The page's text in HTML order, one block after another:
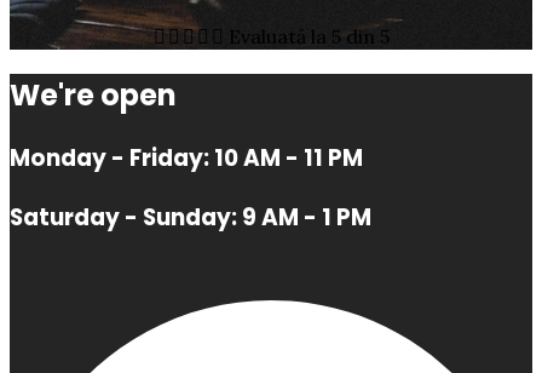
  Evaluată la 5 din 5
We're open
Monday - Friday: 10 AM - 11 PM
Saturday - Sunday: 9 AM - 1 PM